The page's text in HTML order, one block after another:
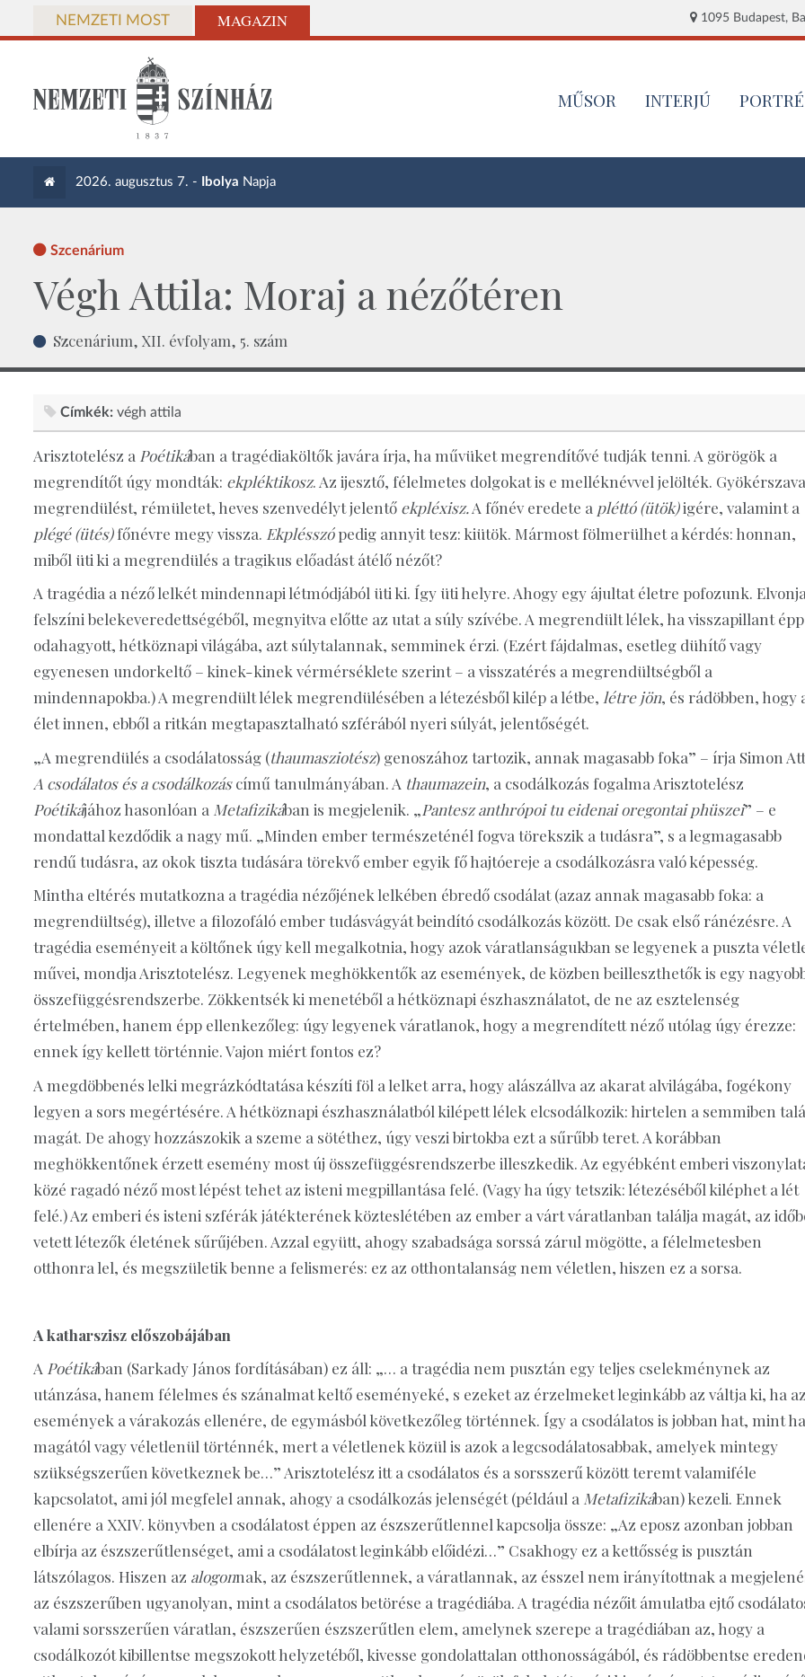
NEMZETI MOST MAGAZIN 1095 Budapest,
MŰSOR INTERJÚ PORTRÉ
2026. augusztus 7. - Ibolya Napja
Szcenárium
Végh Attila: Moraj a nézőtéren
Szcenárium, XII. évfolyam, 5. szám
Címkék: végh attila
Arisztotelész a Poétikában a tragédiaköltők javára írja, ha művüket megrendítővé tudják tenni. A görögök a
megrendítőt úgy mondták: ekpléktikosz. Az ijesztő, félelmetes dolgokat is e melléknévvel jelölték.
megrendülést, rémületet, heves szenvedélyt jelentő ekpléxisz.A főnév eredete a pléttó (ütök)igére, valamint a
plégé (ütés)főnévre megy vissza. Ekplésszópedig annyit tesz: kiütök. Mármost fölmerülhet a kérdés: honnan,
miből üti ki a megrendülés a tragikus előadást átélő nézőt?
A tragédia a néző lelkét mindennapi létmódjából üti ki. Így üti helyre. Ahogy egy ájultat életre pofozunk. Elvonja
felszíni belekeveredettségéből, megnyitva előtte az utat a súly szívébe. A megrendült lélek, ha visszapillant épp
odahagyott, hétköznapi világába, azt súlytalannak, semminek érzi. (Ezért fájdalmas, esetleg dühítő vagy
egyenesen undorkeltő – kinek-kinek vérmérséklete szerint – a visszatérés a megrendültségből a
mindennapokba.) A megrendült lélek megrendülésében a létezésből kilép a létbe, létre jön, és rádöbben, hogy
élet innen, ebből a ritkán megtapasztalható szférából nyeri súlyát, jelentőségét.
„A megrendülés a csodálatosság (thaumasziotész) genoszához tartozik, annak magasabb foka” – írja Simon
A csodálatos és a csodálkozáscímű tanulmányában. A thaumazein, a csodálkozás fogalma Arisztotelész
Poétikájához hasonlóan a Metafizikában is megjelenik. „Pantesz anthrópoi tu eidenai oregontai phüszei” – e
mondattal kezdődik a nagy mű. „Minden ember természeténél fogva törekszik a tudásra”, s a legmagasabb
rendű tudásra, az okok tiszta tudására törekvő ember egyik fő hajtóereje a csodálkozásra való képesség.
Mintha eltérés mutatkozna a tragédia nézőjének lelkében ébredő csodálat (azaz annak magasabb foka: a
megrendültség), illetve a filozofáló ember tudásvágyát beindító csodálkozás között. De csak első ránézésre. A
tragédia eseményeit a költőnek úgy kell megalkotnia, hogy azok váratlanságukban se legyenek a puszta
művei, mondja Arisztotelész. Legyenek meghökkentők az események, de közben beilleszthetők is egy
összefüggésrendszerbe. Zökkentsék ki menetéből a hétköznapi észhasználatot, de ne az esztelenség
értelmében, hanem épp ellenkezőleg: úgy legyenek váratlanok, hogy a megrendített néző utólag úgy érezze:
ennek így kellett történnie. Vajon miért fontos ez?
A megdöbbenés lelki megrázkódtatása készíti föl a lelket arra, hogy alászállva az akarat alvilágába, fogékony
legyen a sors megértésére. A hétköznapi észhasználatból kilépett lélek elcsodálkozik: hirtelen a semmiben
magát. De ahogy hozzászokik a szeme a sötéthez, úgy veszi birtokba ezt a sűrűbb teret. A korábban
meghökkentőnek érzett esemény most új összefüggésrendszerbe illeszkedik. Az egyébként emberi
közé ragadó néző most lépést tehet az isteni megpillantása felé. (Vagy ha úgy tetszik: létezéséből kiléphet a lét
felé.) Az emberi és isteni szférák játékterének közteslétében az ember a várt váratlanban találja magát, az
vetett létezők életének sűrűjében. Azzal együtt, ahogy szabadsága sorssá zárul mögötte, a félelmetesben
otthonra lel, és megszületik benne a felismerés: ez az otthontalanság nem véletlen, hiszen ez a sorsa.
A katharszisz előszobájában
A Poétikában (Sarkady János fordításában) ez áll: „… a tragédia nem pusztán egy teljes cselekménynek az
utánzása, hanem félelmes és szánalmat keltő eseményeké, s ezeket az érzelmeket leginkább az váltja ki, ha az
események a várakozás ellenére, de egymásból következőleg történnek. Így a csodálatos is jobban hat, mint ha
magától vagy véletlenül történnék, mert a véletlenek közül is azok a legcsodálatosabbak, amelyek mintegy
szükségszerűen következnek be…” Arisztotelész itt a csodálatos és a sorsszerű között teremt valamiféle
kapcsolatot, ami jól megfelel annak, ahogy a csodálkozás jelenségét (például a Metafizikában) kezeli. Ennek
ellenére a XXIV. könyvben a csodálatost éppen az észszerűtlennel kapcsolja össze: „Az eposz azonban jobban
elbírja az észszerűtlenséget, ami a csodálatost leginkább előidézi…” Csakhogy ez a kettősség is pusztán
látszólagos. Hiszen az alogonnak, az észszerűtlennek, a váratlannak, az ésszel nem irányítottnak a
az észszerűben ugyanolyan, mint a csodálatos betörése a tragédiába. A tragédia nézőit ámulatba ejtő
valami sorsszerűen váratlan, észszerűen észszerűtlen elem, amelynek szerepe a tragédiában az, hogy a
csodálkozót kibillentse megszokott helyzetéből, kivesse gondolattalan otthonosságából, és rádöbbentse